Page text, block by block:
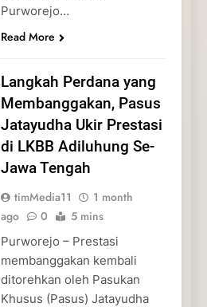
Purworejo…
Read More
Langkah Perdana yang
Membanggakan, Pasus
Jatayudha Ukir Prestasi
di LKBB Adiluhung Se-
Jawa Tengah
timMedia11
1 month
ago
0 5 mins
Purworejo – Prestasi
membanggakan kembali
ditorehkan oleh Pasukan
Khusus (Pasus) Jatayudha